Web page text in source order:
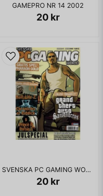
GAMEPRO NR 14 2002
20 kr
SVENSKA PC GAMING WORLD NR 01 JAN 2005
20 kr